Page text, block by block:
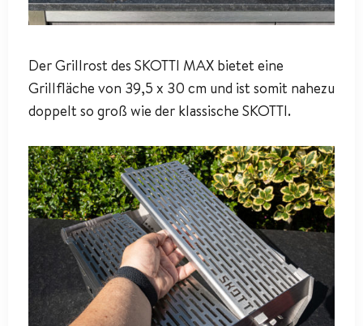
Der Grillrost des SKOTTI MAX bietet eine
Grillfläche von 39,5 x 30 cm und ist somit nahezu
doppelt so groß wie der klassische SKOTTI.